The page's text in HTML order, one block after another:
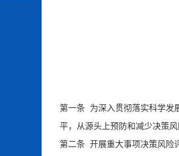
第一条 为深入贯彻落实科学发
平，从源头上预防和减少决策
第二条 开展重大事项决策风险